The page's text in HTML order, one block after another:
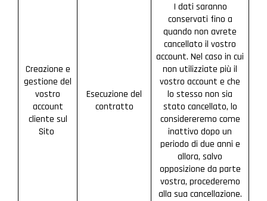
Creazione e
gestione del
vostro
account
cliente sul
Sito
Esecuzione del
contratto
I dati saranno
conservati fino a
quando non avrete
cancellato il vostro
account. Nel caso in cui
non utilizziate più il
vostro account e che
lo stesso non sia
stato cancellato, lo
considereremo come
inattivo dopo un
periodo di due anni e
allora, salvo
opposizione da parte
vostra, procederemo
alla sua cancellazione.